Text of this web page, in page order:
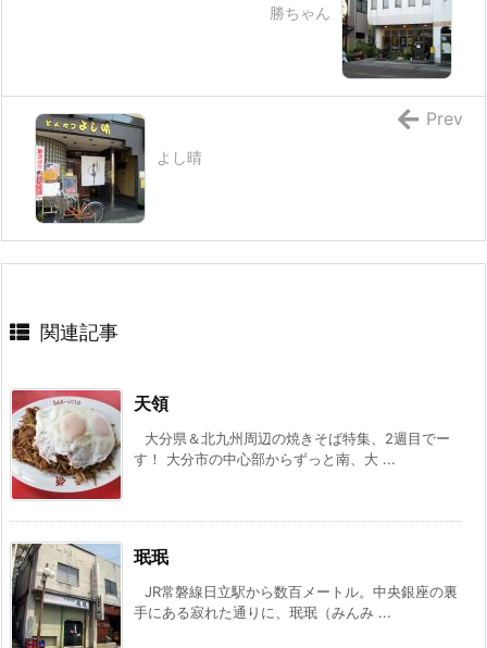
勝ちゃん
よし晴
Prev
関連記事
天領
大分県＆北九州周辺の焼きそば特集、2週目でー
す！ 大分市の中心部からずっと南、大 ...
珉珉
JR常磐線日立駅から数百メートル。中央銀座の裏
手にある寂れた通りに、珉珉（みんみ ...